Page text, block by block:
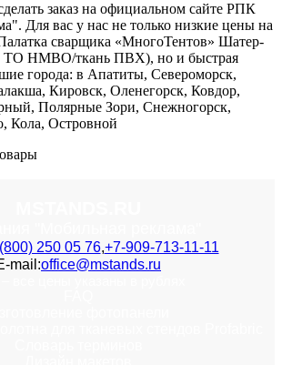
заказ на официальном сайте РПК
Для вас у нас не только низкие цены на
сварщика «МногоТентов» Шатер-
ТО НМВО/ткань ПВХ), но и быстрая
города: в Апатиты, Североморск,
Кировск, Оленегорск, Ковдор,
Полярные Зори, Снежногорск,
Кола, Островной
250 05 76,+7-909-713-11-11
mail:office@mstands.ru